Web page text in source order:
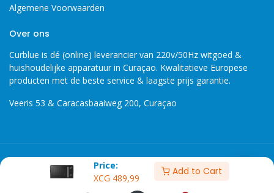
Price:
XCG 489,99
Add to Cart
Algemene Voorwaarden
Over ons
Curblue is dé (online) leverancier van 220v/50Hz witgoed &
huishoudelijke apparatuur in Curaçao. Kwalitatieve Europese
producten met de beste service & laagste prijs garantie.
Veeris 53 & Caracasbaaiweg 200, Curaçao
Copyright 2026 © Curblue, disclaimer, er kunnen geen rechten
worden ontleent aan informatie op deze website.